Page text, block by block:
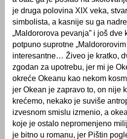
je druga polovina XIX veka,
simbolista, a kasnije su ga
„Maldororova pevanja” i još
potpuno suprotne
interesantne… Živeo je kratko,
zgodan za upotrebu, jer mi je
okreće Okeanu kao nekom
jer Okean je zapravo to, on nije
krećemo, nekako je suviše
izvesnom smislu izmenio, a
koje je ostalo nepromenjeno
je bitno u romanu, jer Pištin